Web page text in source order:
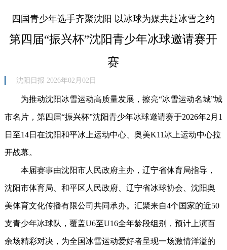
四国青少年选手齐聚沈阳 以冰球为媒共赴冰雪之约
第四届“振兴杯”沈阳青少年冰球邀请赛开
赛
沈阳日报 2026年02月02日
为推动沈阳冰雪运动高质量发展，擦亮“冰雪运动名城”城
市名片，第四届“振兴杯”沈阳青少年冰球邀请赛于2026年2月1
日至14日在沈阳和平冰上运动中心、奥美K11冰上运动中心拉
开战幕。
本届赛事由沈阳市人民政府主办，辽宁省体育局指导，
沈阳市体育局、和平区人民政府、辽宁省冰球协会、沈阳奥
美体育文化传播有限公司共同承办。汇聚来自4个国家的近50
支青少年冰球队，覆盖U6至U16全年龄段组别，预计上演百
余场精彩对决，为全国冰雪运动爱好者呈现一场激情洋溢的